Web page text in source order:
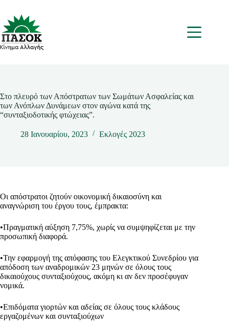
περιεχόμενο
Μενου
Στο πλευρό των Απόστρατων των Σωμάτων Ασφαλείας και
των Ανόπλων Δυνάμεων στον αγώνα κατά της
“συνταξιοδοτικής φτώχειας”.
28 Ιανουαρίου, 2023 Εκλογές 2023
Οι απόστρατοι ζητούν οικονομική δικαιοσύνη και
αναγνώριση του έργου τους, έμπρακτα:
•Πραγματική αύξηση 7,75%, χωρίς να συμψηφίζεται με την
προσωπική διαφορά.
•Την εφαρμογή της απόφασης του Ελεγκτικού Συνεδρίου για
απόδοση των αναδρομικών 23 μηνών σε όλους τους
δικαιούχους συνταξιούχους, ακόμη κι αν δεν προσέφυγαν
νομικά.
•Επιδόματα γιορτών και αδείας σε όλους τους κλάδους
εργαζομένων και συνταξιούχων